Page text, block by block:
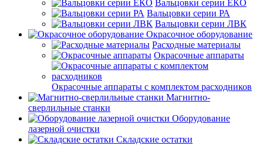
Вальцовки серии ЕКО
Вальцовки серии РА
Вальцовки серии ЛВК
Окрасочное оборудование
Расходные материалы
Окрасочные аппараты
Окрасочные аппараты с комплектом расходников
Магнитно-
сверлильные станки
Оборудование
лазерной очистки
Складские остатки